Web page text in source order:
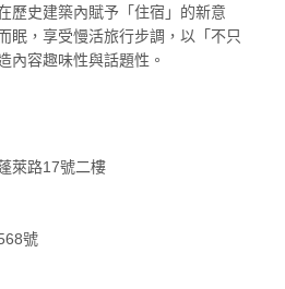
歷史建築內賦予「住宿」的新意
眠，享受慢活旅行步調，以「不只
內容趣味性與話題性。
萊路17號二樓
號